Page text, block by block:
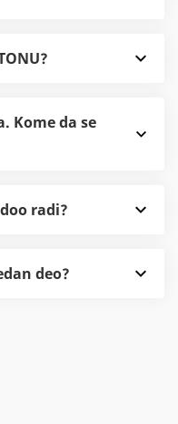
Kome da se
radi?
deo?